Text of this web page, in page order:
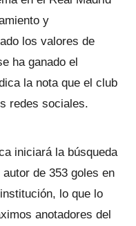
y
los valores de
ha ganado el
la nota que el club
redes sociales.
iniciará la búsqueda
de 353 goles en
lo que lo
anotadores del